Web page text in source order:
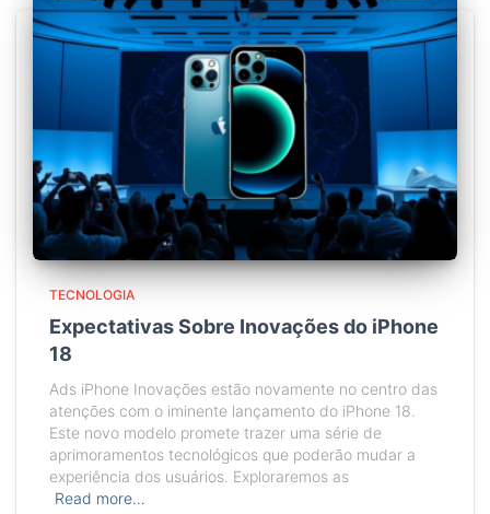
TECNOLOGIA
Expectativas Sobre Inovações do iPhone
18
Ads iPhone Inovações estão novamente no centro das
atenções com o iminente lançamento do iPhone 18.
Este novo modelo promete trazer uma série de
aprimoramentos tecnológicos que poderão mudar a
experiência dos usuários. Exploraremos as
Read more…